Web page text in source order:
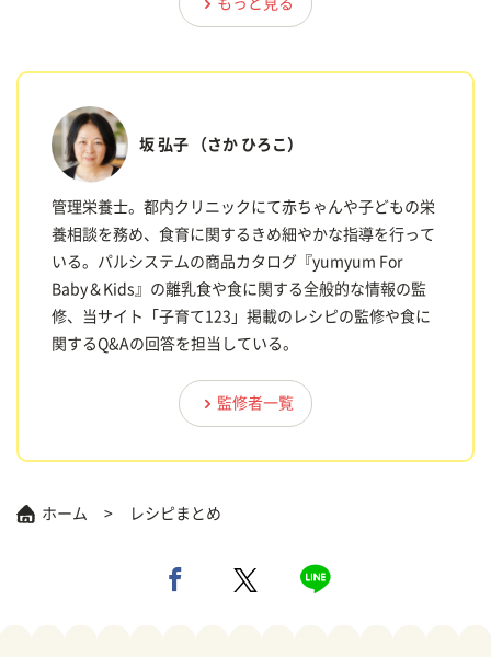
もっと見る
坂 弘子 （さか ひろこ）
管理栄養士。都内クリニックにて赤ちゃんや子どもの栄
養相談を務め、食育に関するきめ細やかな指導を行って
いる。パルシステムの商品カタログ『yumyum For
Baby＆Kids』の離乳食や食に関する全般的な情報の監
修、当サイト「子育て123」掲載のレシピの監修や食に
関するQ&Aの回答を担当している。
監修者一覧
ホーム レシピまとめ